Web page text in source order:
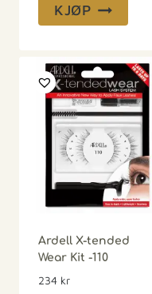
KJØP
Ardell X-tended
Wear Kit -110
234 kr